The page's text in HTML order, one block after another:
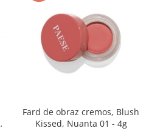
Fard de obraz cremos, Blush
Kissed, Nuanta 01 - 4g